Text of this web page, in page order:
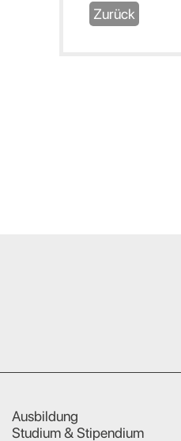
Zurück
Ausbildung
Studium & Stipendium